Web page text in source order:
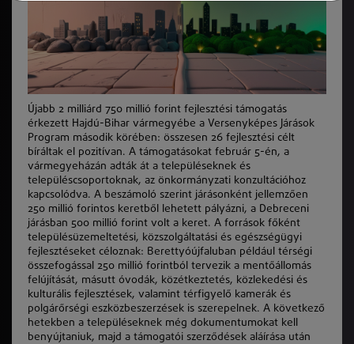
Újabb 2 milliárd 750 millió forint fejlesztési támogatás
érkezett Hajdú-Bihar vármegyébe a Versenyképes Járások
Program második körében: összesen 26 fejlesztési célt
bíráltak el pozitívan. A támogatásokat február 5-én, a
vármegyeházán adták át a településeknek és
településcsoportoknak, az önkormányzati konzultációhoz
kapcsolódva. A beszámoló szerint járásonként jellemzően
250 millió forintos keretből lehetett pályázni, a Debreceni
járásban 500 millió forint volt a keret. A források fő ként
településüzemeltetési, közszolgáltatási és egészségügyi
fejlesztéseket céloznak: Berettyóújfaluban például térségi
összefogással 250 millió forintból tervezik a mentőállomás
felújítását, másutt óvodák, közétkeztetés, közlekedési és
kulturális fejlesztések, valamint térfigyelő kamerák és
polgárőrségi eszközbeszerzések is szerepelnek. A következő
hetekben a településeknek még dokumentumokat kell
benyújtaniuk, majd a támogatói szerződések aláírása után